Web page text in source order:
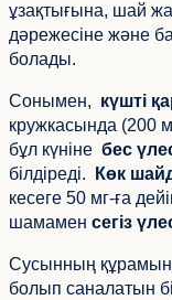
ұзақтығына, шай
дәрежесіне және
болады.
Сонымен, күшті
кружкасында (200
бұл күніне бес
білдіреді.
Көк
кесеге 50 мг-ға
шамамен сегіз
Сусынның
болып саналатын